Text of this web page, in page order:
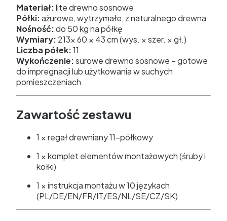
Materiał:lite drewno sosnowe
Półki:ażurowe, wytrzymałe, z naturalnego drewna
Nośność:do 50 kg na półkę
Wymiary: 213× 60 × 43 cm (wys. × szer. × gł.)
Liczba półek:11
Wykończenie:surowe drewno sosnowe – gotowe
do impregnacji lub użytkowania w suchych
pomieszczeniach
Zawartość zestawu
1 × regał drewniany 11-półkowy
1 × komplet elementów montażowych (śruby i
kołki)
1 × instrukcja montażu w 10 językach
(PL/DE/EN/FR/IT/ES/NL/SE/CZ/SK)